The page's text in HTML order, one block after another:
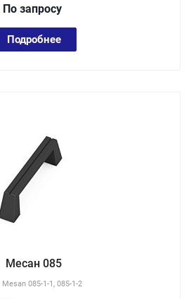
По запросу
Подробнее
Месан 085
Mesan 085-1-1, 085-1-2